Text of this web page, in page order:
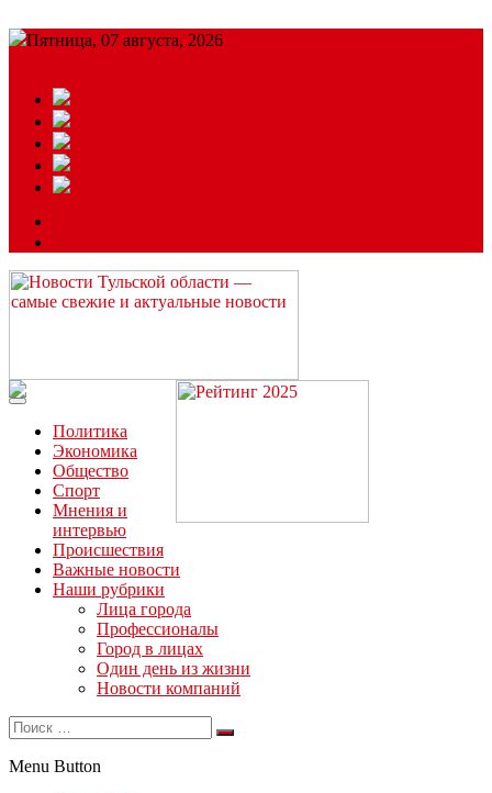
Пятница, 07 августа, 2026
Читайте последние новости дня в Тульской области на сайте
“ЗаНовомосковск”
Политика
Экономика
Общество
Спорт
Мнения и
интервью
Происшествия
Важные новости
Наши рубрики
Лица города
Профессионалы
Город в лицах
Один день из жизни
Новости компаний
Menu Button